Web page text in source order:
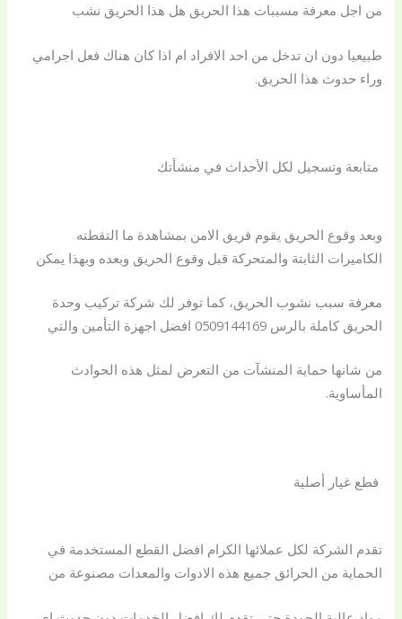
من اجل معرفة مسببات هذا الحريق هل هذا الحريق نشب
طبيعيا دون ان تدخل من احد الافراد ام اذا كان هناك فعل اجرامي
وراء حدوث هذا الحريق.
متابعة وتسجيل لكل الأحداث في منشأتك
وبعد وقوع الحريق يقوم فريق الامن بمشاهدة ما التقطته
الكاميرات الثابتة والمتحركة قبل وقوع الحريق وبعده وبهذا يمكن
معرفة سبب نشوب الحريق، كما توفر لك شركة تركيب وحدة
الحريق كاملة بالرس 0509144169 افضل اجهزة التأمين والتي
من شانها حماية المنشآت من التعرض لمثل هذه الحوادث
المأساوية.
فطع غيار أصلية
تقدم الشركة لكل عملائها الكرام افضل القطع المستخدمة في
الحماية من الحرائق جميع هذه الادوات والمعدات مصنوعة من